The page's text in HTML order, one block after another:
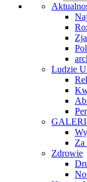
Ludzie
Za
Zdrowie